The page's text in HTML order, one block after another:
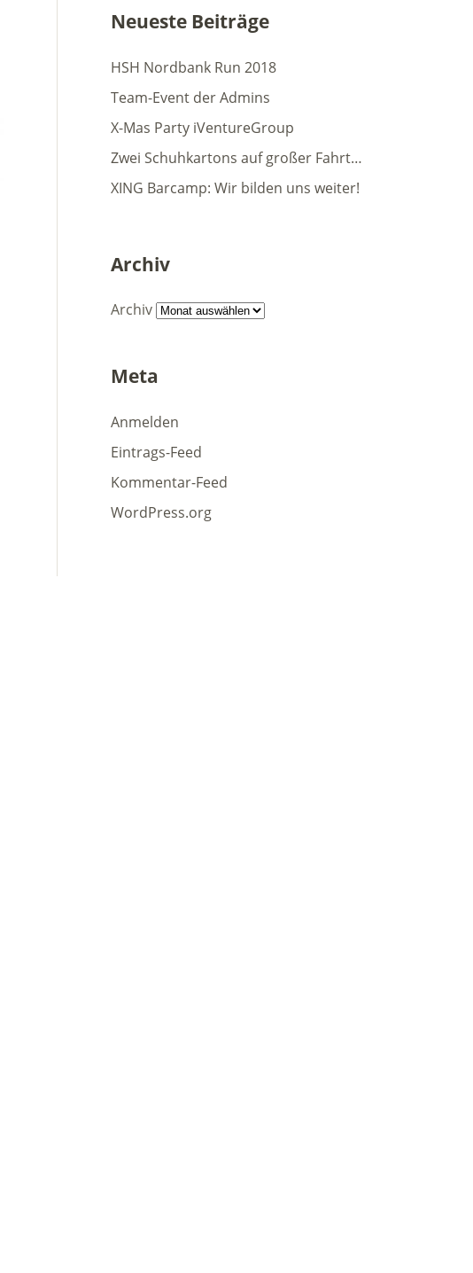
Neueste Beiträge
HSH Nordbank Run 2018
Team-Event der Admins
X-Mas Party iVentureGroup
Zwei Schuhkartons auf großer Fahrt…
XING Barcamp: Wir bilden uns weiter!
Archiv
Archiv
Meta
Anmelden
Eintrags-Feed
Kommentar-Feed
WordPress.org